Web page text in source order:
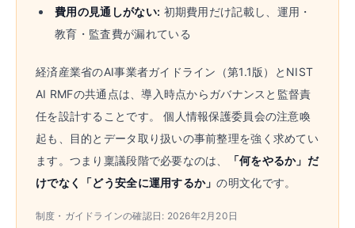
費用の見通しがない: 初期費用だけ記載し、運用・
教育・監査費が漏れている
経済産業省のAI事業者ガイドライン（第1.1版）とNIST
AI RMFの共通点は、導入時点からガバナンスと監督責
任を設計することです。 個人情報保護委員会の注意喚
起も、目的とデータ取り扱いの事前整理を強く求めてい
ます。つまり稟議段階で必要なのは、
「何をやるか」だ
けでなく「どう安全に運用するか」の明文化です。
制度・ガイドラインの確認日: 2026年2月20日